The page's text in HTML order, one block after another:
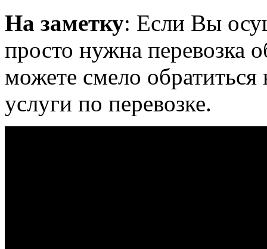
На заметку: Если Вы
просто нужна перевозка
можете смело
услуги по перевозке.